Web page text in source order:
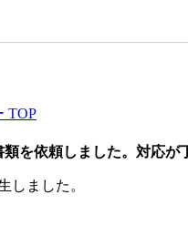
TOP
を依頼しました。対応が
しました。